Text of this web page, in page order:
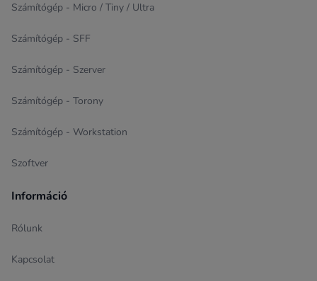
Számítógép - Micro / Tiny / Ultra
Számítógép - SFF
Számítógép - Szerver
Számítógép - Torony
Számítógép - Workstation
Szoftver
Információ
Rólunk
Kapcsolat